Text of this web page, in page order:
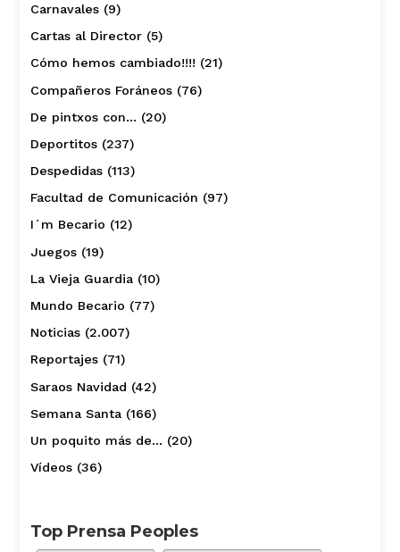
Carnavales(9)
Cartas al Director(5)
Cómo hemos cambiado!!!! (21)
Compañeros Foráneos(76)
De pintxos con… (20)
Deportitos(237)
Despedidas(113)
Facultad de Comunicación (97)
I´m Becario (12)
Juegos(19)
La Vieja Guardia(10)
Mundo Becario (77)
Noticias(2.007)
Reportajes(71)
Saraos Navidad (42)
Semana Santa(166)
Un poquito más de… (20)
Vídeos(36)
Top Prensa Peoples